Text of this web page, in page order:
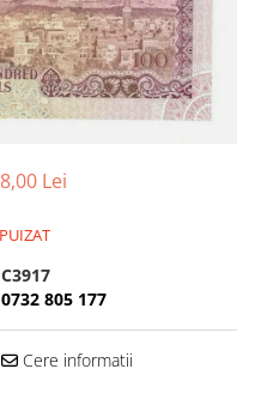
Lei
C3917
0732 805 177
Cere informatii